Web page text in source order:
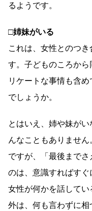
るようです。
□姉妹がいる
これは、女性とのつ
す。子どものころか
リケートな事情も含
でしょうか。
とはいえ、姉や妹が
んなこともありませ
ですが、「最後まで
のは、意識すればすぐ
女性が何かを話して
外は、何も言わずに